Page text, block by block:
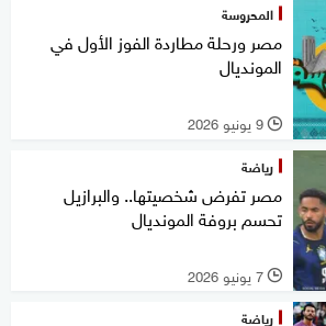
المحروسة
مصر ورحلة مطاردة الفوز الأول في
المونديال
l 9 يونيو 2026
رياضة
مصر تفرض شخصيتها.. والبرازيل
تحسم بروفة المونديال
l 7 يونيو 2026
رياضة